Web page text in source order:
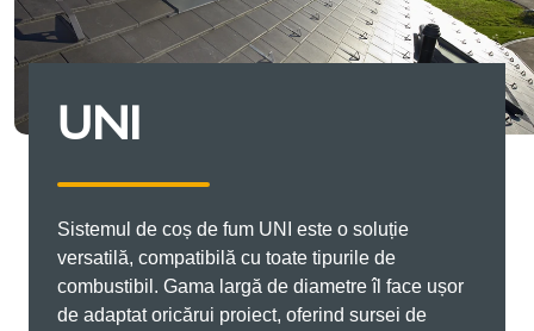
UNI
Sistemul de coș de fum UNI este o soluție
versatilă, compatibilă cu toate tipurile de
combustibil. Gama largă de diametre îl face ușor
de adaptat oricărui proiect, oferind sursei de